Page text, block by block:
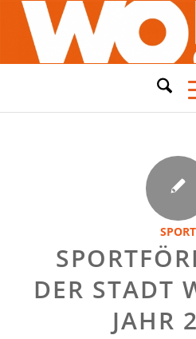
SPORT
DER STADT
JAHR